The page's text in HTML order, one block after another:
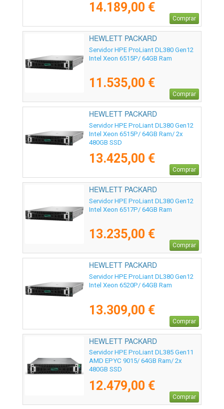
14.189,00 €
Comprar
HEWLETT PACKARD
ENTERPRISE - P95991-425
Servidor HPE ProLiant DL380 Gen12
Intel Xeon 6515P/ 64GB Ram
11.535,00 €
Comprar
HEWLETT PACKARD
ENTERPRISE - P89965-425
Servidor HPE ProLiant DL380 Gen12
Intel Xeon 6515P/ 64GB Ram/ 2x
480GB SSD
13.425,00 €
Comprar
HEWLETT PACKARD
ENTERPRISE - P89227-425
Servidor HPE ProLiant DL380 Gen12
Intel Xeon 6517P/ 64GB Ram
13.235,00 €
Comprar
HEWLETT PACKARD
ENTERPRISE - P95993-425
Servidor HPE ProLiant DL380 Gen12
Intel Xeon 6520P/ 64GB Ram
13.309,00 €
Comprar
HEWLETT PACKARD
ENTERPRISE - P81842-425
Servidor HPE ProLiant DL385 Gen11
AMD EPYC 9015/ 64GB Ram/ 2x
480GB SSD
12.479,00 €
Comprar